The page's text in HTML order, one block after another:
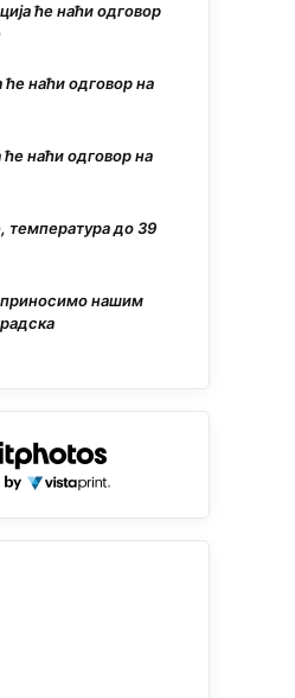
ће наћи одговор
наћи одговор на
наћи одговор на
температура до 39
нашим